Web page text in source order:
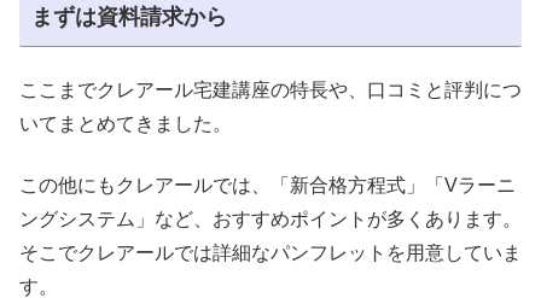
まずは資料請求から
ここまでクレアール宅建講座の特長や、口コミと評判につ
いてまとめてきました。
この他にもクレアールでは、「新合格方程式」「Vラーニ
ングシステム」など、おすすめポイントが多くあります。
そこでクレアールでは詳細なパンフレットを用意していま
す。